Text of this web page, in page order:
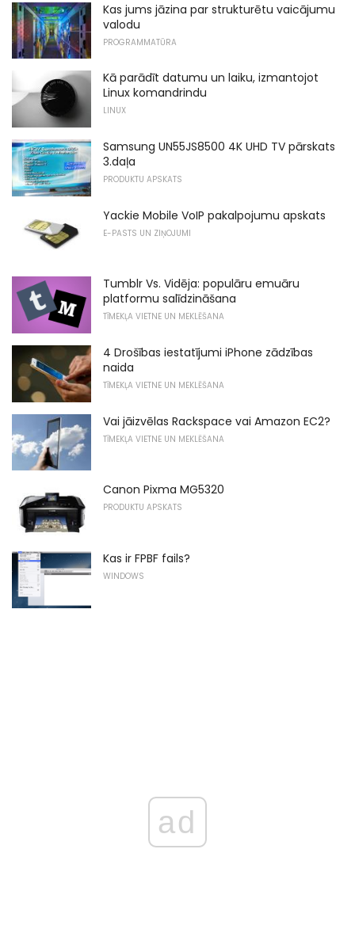
Kas jums jāzina par strukturētu vaicājumu
valodu
PROGRAMMATŪRA
Kā parādīt datumu un laiku, izmantojot
Linux komandrindu
LINUX
Samsung UN55JS8500 4K UHD TV pārskats
3.daļa
PRODUKTU APSKATS
Yackie Mobile VoIP pakalpojumu apskats
E-PASTS UN ZIŅOJUMI
Tumblr Vs. Vidēja: populāru emuāru
platformu salīdzināšana
TĪMEKĻA VIETNE UN MEKLĒŠANA
4 Drošības iestatījumi iPhone zādzības
naida
TĪMEKĻA VIETNE UN MEKLĒŠANA
Vai jāizvēlas Rackspace vai Amazon EC2?
TĪMEKĻA VIETNE UN MEKLĒŠANA
Canon Pixma MG5320
PRODUKTU APSKATS
Kas ir FPBF fails?
WINDOWS
ad